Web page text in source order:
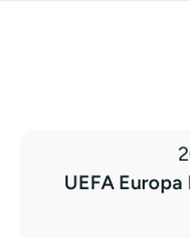
UEFA